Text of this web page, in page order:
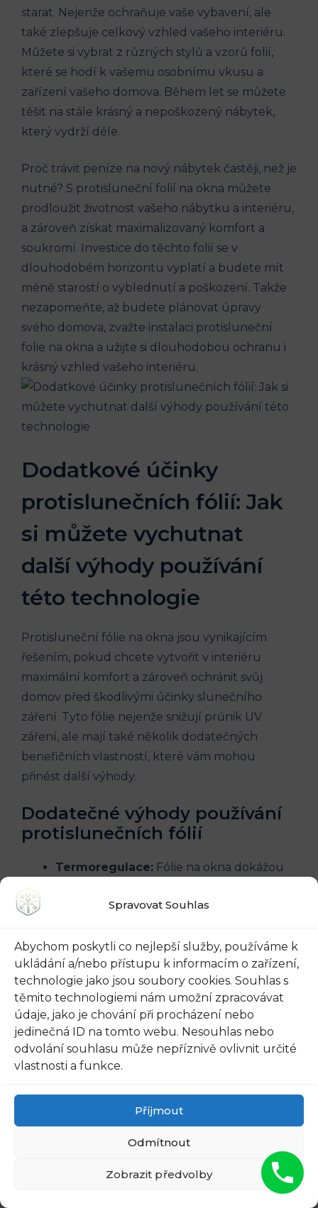
Spravovat Souhlas
Abychom poskytli co nejlepší služby, používáme k
ukládání a/nebo přístupu k informacím o zařízení,
technologie jako jsou soubory cookies. Souhlas s
těmito technologiemi nám umožní zpracovávat
údaje, jako je chování při procházení nebo
jedinečná ID na tomto webu. Nesouhlas nebo
odvolání souhlasu může nepříznivě ovlivnit určité
vlastnosti a funkce.
Příjmout
Odmítnout
Zobrazit předvolby
starat. Nejenže ochraňuje vaše vybavení, ale
také zlepšuje celkový vzhled vašeho interiéru.
Můžete si vybrat z různých stylů a vzorů folií,
které se hodí k vašemu osobnímu vkusu a
zařízení vašeho domova. Během let se můžete
těšit na stále krásný a nepoškozený nábytek,
který vydrží déle.
Proč trávit peníze na nový nábytek častěji, než je
nutné? S protisluneční folií na okna můžete
prodloužit životnost vašeho nábytku a interiéru,
a zároveň získat maximalizovaný komfort a
soukromí. Investice do těchto folií se v
dlouhodobém horizontu vyplatí a budete mít
méně starostí o vyblednutí a poškození. Takže
nezapomeňte, až budete plánovat úpravy
svého domova, zvažte instalaci protisluneční
folie na okna a užijte si dlouhodobou ochranu i
krásný vzhled vašeho interiéru.
Dodatkové účinky
protislunečních fólií: Jak
si můžete vychutnat
další výhody používání
této technologie
Protisluneční fólie na okna jsou vynikajícím
řešením, pokud chcete vytvořit v interiéru
maximální komfort a zároveň ochránit svůj
domov před škodlivými účinky slunečního
záření. Tyto fólie nejenže snižují průnik UV
záření, ale mají také několik dodatečných
benefičních vlastností, které vám mohou
přinést další výhody.
Dodatečné výhody používání
protislunečních fólií
Termoregulace: Fólie na okna dokážou
letních dnech. Blokují přenos tepelné
chladnou teplotu v místnosti. To znamená
úspory energie i na vašem rozpočtu.
Privátnost:Díky protislunečním fóliím
můžete dosáhnout většího soukromí ve
svém domě. Fólie fungují jako zrcadlo z
vnější strany a brání tak nechtěným
pohledům do vašeho obydlí. Můžete si
zatáhnout závěsy nebo žaluzie.
Redukce blesků:Protisluneční fólie
rovněž zabraňují vzniku odlesků a blesků
na oknech. To znamená, že budete mít
vynikající výhled ven, aniž byste trpěli